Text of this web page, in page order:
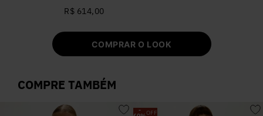
R$ 614,00
COMPRAR O LOOK
COMPRE TAMBÉM
- OFF